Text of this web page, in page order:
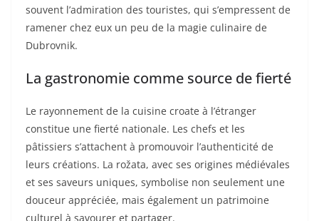
souvent l’admiration des touristes, qui s’empressent de
ramener chez eux un peu de la magie culinaire de
Dubrovnik.
La gastronomie comme source de fierté
Le rayonnement de la cuisine croate à l’étranger
constitue une fierté nationale. Les chefs et les
pâtissiers s’attachent à promouvoir l’authenticité de
leurs créations. La rožata, avec ses origines médiévales
et ses saveurs uniques, symbolise non seulement une
douceur appréciée, mais également un patrimoine
culturel à savourer et partager.